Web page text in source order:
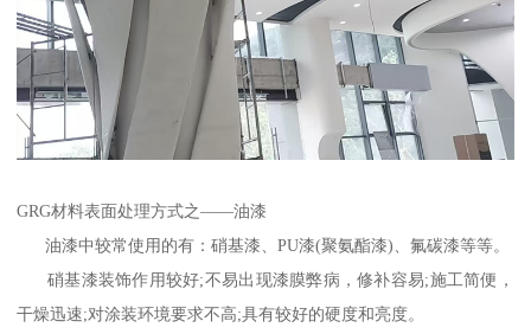
GRG材料表面处理方式之——油漆
油漆中较常使用的有：硝基漆、PU漆(聚氨酯漆)、氟碳漆等等。
硝基漆装饰作用较好;不易出现漆膜弊病，修补容易;施工简便，
干燥迅速;对涂装环境要求不高;具有较好的硬度和亮度。